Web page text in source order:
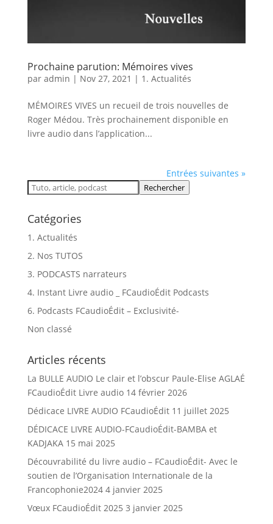
Prochaine parution: Mémoires vives
par admin | Nov 27, 2021 | 1. Actualités
MÉMOIRES VIVES un recueil de trois nouvelles de
Roger Médou. Très prochainement disponible en
livre audio dans l’application...
Entrées suivantes »
Rechercher
Catégories
1. Actualités
2. Nos TUTOS
3. PODCASTS narrateurs
4. Instant Livre audio _ FCaudioÉdit Podcasts
6. Podcasts FCaudioÉdit – Exclusivité-
Non classé
Articles récents
La BULLE AUDIO Le clair et l’obscur Paule-Elise AGLAÉ
FCaudioÉdit Livre audio 14 février 2026
Dédicace LIVRE AUDIO FCaudioÉdit 11 juillet 2025
DÉDICACE LIVRE AUDIO-FCaudioÉdit-BAMBA et
KADJAKA 15 mai 2025
Découvrabilité du livre audio – FCaudioÉdit- Avec le
soutien de l’Organisation Internationale de la
Francophonie2024 4 janvier 2025
Vœux FCaudioÉdit 2025 3 janvier 2025